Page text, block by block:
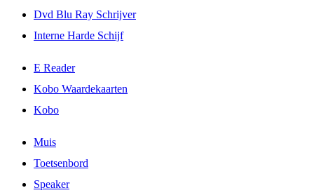
Dvd Blu Ray Schrijver
Interne Harde Schijf
E Reader
Kobo Waardekaarten
Kobo
Muis
Toetsenbord
Speaker